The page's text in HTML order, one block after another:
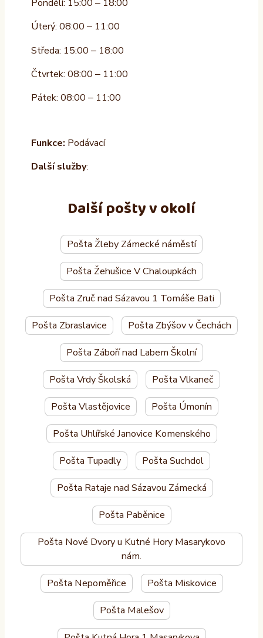
Pondělí: 15:00 – 18:00
Úterý: 08:00 – 11:00
Středa: 15:00 – 18:00
Čtvrtek: 08:00 – 11:00
Pátek: 08:00 – 11:00
Funkce: Podávací
Další služby:
Další pošty v okolí
Pošta Žleby Zámecké náměstí
Pošta Žehušice V Chaloupkách
Pošta Zruč nad Sázavou 1 Tomáše Bati
Pošta Zbraslavice Pošta Zbýšov v Čechách
Pošta Záboří nad Labem Školní
Pošta Vrdy Školská Pošta Vlkaneč
Pošta Vlastějovice Pošta Úmonín
Pošta Uhlířské Janovice Komenského
Pošta Tupadly Pošta Suchdol
Pošta Rataje nad Sázavou Zámecká
Pošta Paběnice
Pošta Nové Dvory u Kutné Hory Masarykovo
nám.
Pošta Nepoměřice Pošta Miskovice
Pošta Malešov